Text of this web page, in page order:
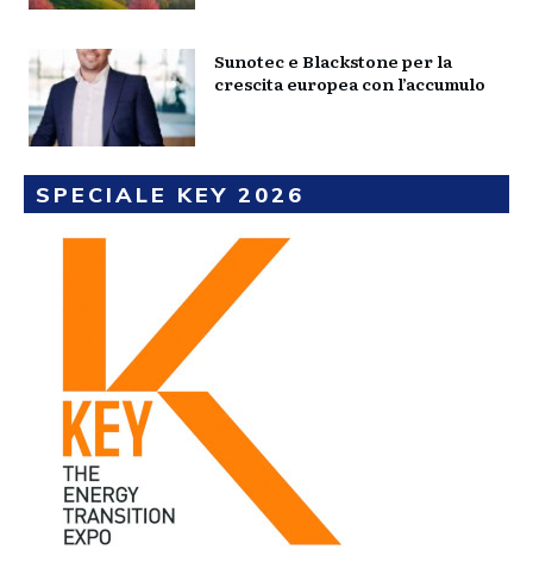
Sunotec e Blackstone per la
crescita europea con l’accumulo
SPECIALE KEY 2026